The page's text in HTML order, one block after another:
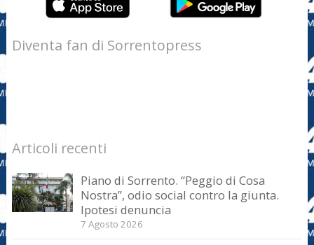
Diventa fan di Sorrentopress
Articoli recenti
Piano di Sorrento. “Peggio di Cosa
Nostra”, odio social contro la giunta.
Ipotesi denuncia
7 Agosto 2026